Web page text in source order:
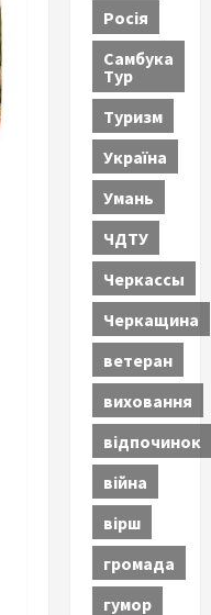
Росія
Самбука
Тур
Туризм
Україна
Умань
ЧДТУ
Черкассы
Черкащина
ветеран
виховання
відпочинок
війна
вірш
громада
гумор